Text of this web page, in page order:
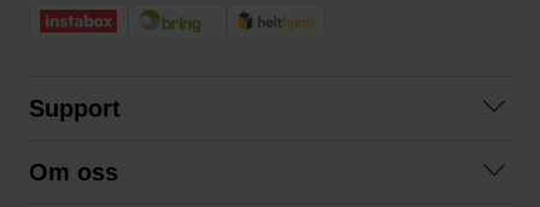
Support
Om oss